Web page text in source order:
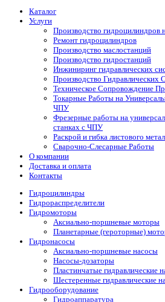
Каталог
Услуги
Производство гидроцилиндров
Ремонт гидроцилиндров
Производство маслостанций
Производство гидростанций
Инжиниринг гидравлических
Производство Гидравлических
Техническое Сопровождение
Токарные Работы на
ЧПУ
Фрезерные работы на
станках с ЧПУ
Раскрой и гибка листового
Сварочно-Слесарные Работы
О компании
Доставка и оплата
Контакты
Гидроцилиндры
Гидрораспределители
Гидромоторы
Аксиально-поршневые моторы
Планетарные (героторные)
Гидронасосы
Аксиально-поршневые насосы
Насосы-дозаторы
Пластинчатые гидравлические
Шестеренные гидравлические
Гидрооборудование
Гидроаппаратура